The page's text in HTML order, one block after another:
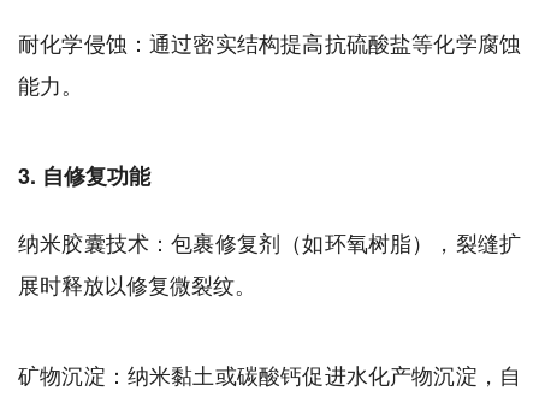
耐化学侵蚀：通过密实结构提高抗硫酸盐等化学腐蚀
能力。
3. 自修复功能
纳米胶囊技术：包裹修复剂（如环氧树脂），裂缝扩
展时释放以修复微裂纹。
矿物沉淀：纳米黏土或碳酸钙促进水化产物沉淀，自